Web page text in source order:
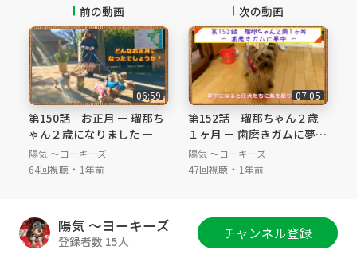
32週齢 #生後8ヶ月 #家族 ＃仲良し #パパマ
マ大好き #パパと遊びたい #朝食 #兄弟喧嘩
＃Yorkshireterrier #Yorkie #multi-nursing #pu
ppy #puppies ＃perennials #babybook #thirty
second-weeks-old #eighth-months-old #fami
ly #buddy-buddy #loves-for-parents #like-to-
play-with-dad #breakfast #sibling quarrel
前の動画
06:59
第150話 お正月 ー 瑠那ち
ゃん２歳になりました ー
陽気 ～ヨーキーズ
64回視聴・ 1年前
次の動画
07:05
第152話 瑠那ちゃん２歳
１ヶ月 ー 歯磨きガムに夢中
ー
陽気 ～ヨーキーズ
47回視聴・ 1年前
陽気 ～ヨーキーズ
登録者数 15人
チャンネル登録